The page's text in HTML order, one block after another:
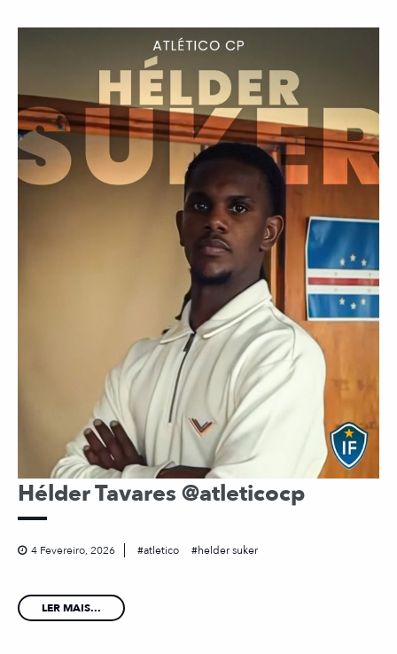
Hélder Tavares @atleticocp
4 Fevereiro, 2026 atletico helder suker
LER MAIS...